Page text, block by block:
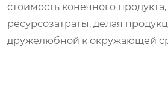
стоимость конечного
ресурсозатраты, делая
дружелюбной к окружающей